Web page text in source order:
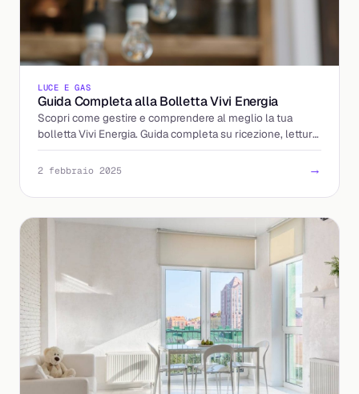
LUCE E GAS
Guida Completa alla Bolletta Vivi Energia
Scopri come gestire e comprendere al meglio la tua
bolletta Vivi Energia. Guida completa su ricezione, lettura
e pagamento.
2 febbraio 2025 →